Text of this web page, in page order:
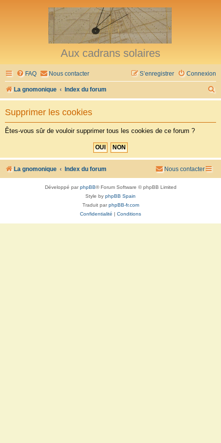
Aux cadrans solaires
FAQ Nous contacter Connexion
S’enregistrer
La gnomonique Index du forum
e
h
Supprimer les cookies
Êtes-vous sûr de vouloir supprimer tous les cookies de ce forum ?
La gnomonique Index du forum Nous contacter
Développé parphpBB® Forum Software © phpBB Limited
Style by phpBB Spain
Traduit parphpBB-fr.com
Confidentialité | Conditions